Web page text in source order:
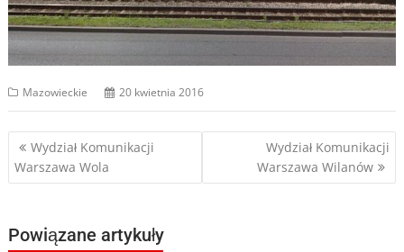
Mazowieckie 20 kwietnia 2016
Nawigacja
wpisu
Wydział Komunikacji
Warszawa Wola
Wydział Komunikacji
Warszawa Wilanów
Powiązane artykuły